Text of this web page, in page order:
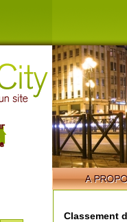
Classement